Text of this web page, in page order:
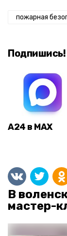
пожарная
Подпишись!
А24 в MAX
В
мастер-